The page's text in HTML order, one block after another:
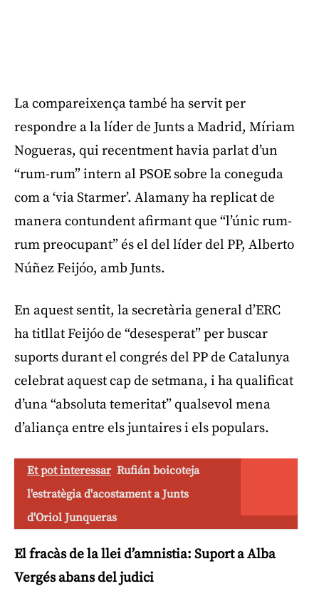
La compareixença també ha servit per
respondre a la líder de Junts a Madrid, Míriam
Nogueras, qui recentment havia parlat d’un
“rum-rum” intern al PSOE sobre la coneguda
com a ‘via Starmer’. Alamany ha replicat de
manera contundent afirmant que “l’únic rum-
rum preocupant” és el del líder del PP, Alberto
Núñez Feijóo, amb Junts.
En aquest sentit, la secretària general d’ERC
ha titllat Feijóo de “desesperat” per buscar
suports durant el congrés del PP de Catalunya
celebrat aquest cap de setmana, i ha qualificat
d’una “absoluta temeritat” qualsevol mena
d’aliança entre els juntaires i els populars.
Et pot interessar Rufián boicoteja
l'estratègia d'acostament a Junts
d'Oriol Junqueras
El fracàs de la llei d’amnistia: Suport a Alba
Vergés abans del judici